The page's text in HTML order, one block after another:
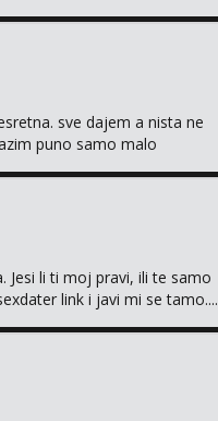
sve dajem a nista ne
puno samo malo
Jesi li ti moj pravi, ili te samo
link i javi mi se tamo....